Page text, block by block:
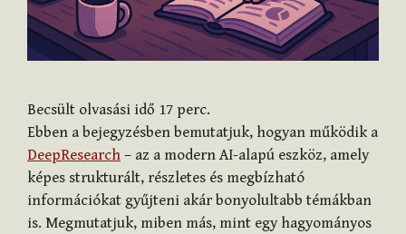
Becsült olvasási idő 17 perc.
Ebben a bejegyzésben bemutatjuk, hogyan működik a
DeepResearch – az a modern AI-alapú eszköz, amely
képes strukturált, részletes és megbízható
információkat gyűjteni akár bonyolultabb témákban
is. Megmutatjuk, miben más, mint egy hagyományos